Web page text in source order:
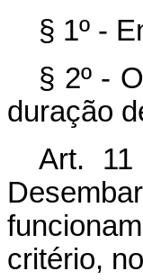
§ 1º -
§ 2º -
duração
Art.
critério,